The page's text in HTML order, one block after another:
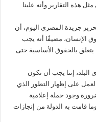
هذه التقارير وأنه علينا
جريدة المصري اليوم، أن
الإنسان، مضيفًا أنه يجب
بالحقوق الأساسية حتى
إننا يجب أن نكون
على إظهار التطور الذي
وجود حملة إعلامية
قامت به الدولة من إنجازات